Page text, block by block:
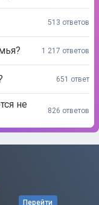
513 ответов
1 217 ответов
651 ответ
не
826 ответов
Перейти